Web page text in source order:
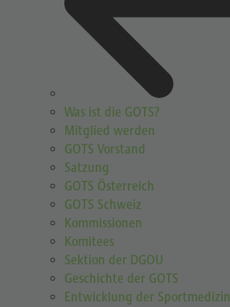
Was ist die GOTS?
Mitglied werden
GOTS Vorstand
Satzung
GOTS Österreich
GOTS Schweiz
Kommissionen
Komitees
Sektion der DGOU
Geschichte der GOTS
Entwicklung der Sportmedizin